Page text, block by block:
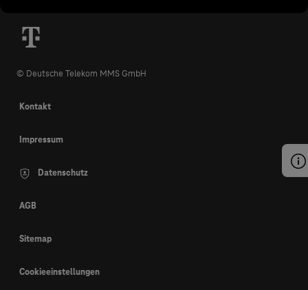
© Deutsche Telekom MMS GmbH
Kontakt
Impressum
Datenschutz
AGB
Sitemap
Cookieeinstellungen